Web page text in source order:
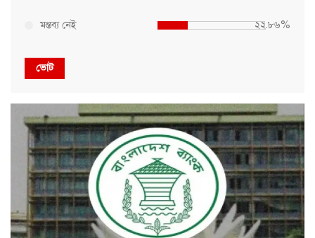
মন্তব্য নেই ২২.৮৬%
ভোট